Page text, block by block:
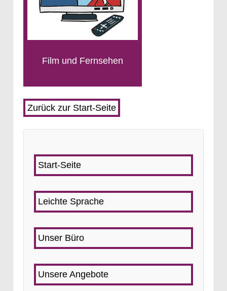
Film und Fernsehen
Zurück zur Start-Seite
Start-Seite
Leichte Sprache
Unser Büro
Unsere Angebote